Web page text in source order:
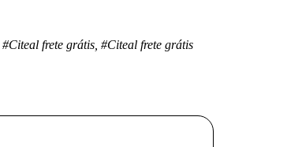
#Citeal frete grátis, #Citeal frete grátis